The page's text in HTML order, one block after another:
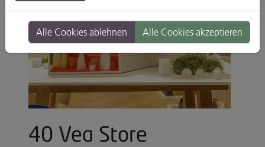
40 Vea Store
Alle Cookies ablehnen Alle Cookies akzeptieren